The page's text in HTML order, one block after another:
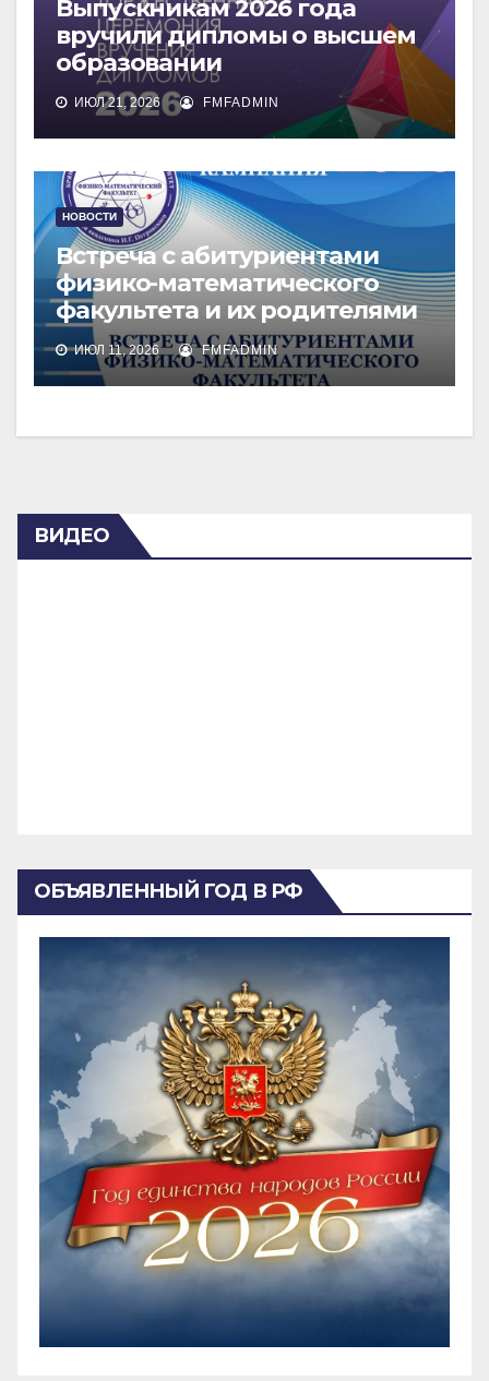
Выпускникам 2026 года
вручили дипломы о высшем
образовании
ИЮЛ 21, 2026 FMFADMIN
НОВОСТИ
Встреча с абитуриентами
физико-математического
факультета и их родителями
ИЮЛ 11, 2026 FMFADMIN
ВИДЕО
ОБЪЯВЛЕННЫЙ ГОД В РФ